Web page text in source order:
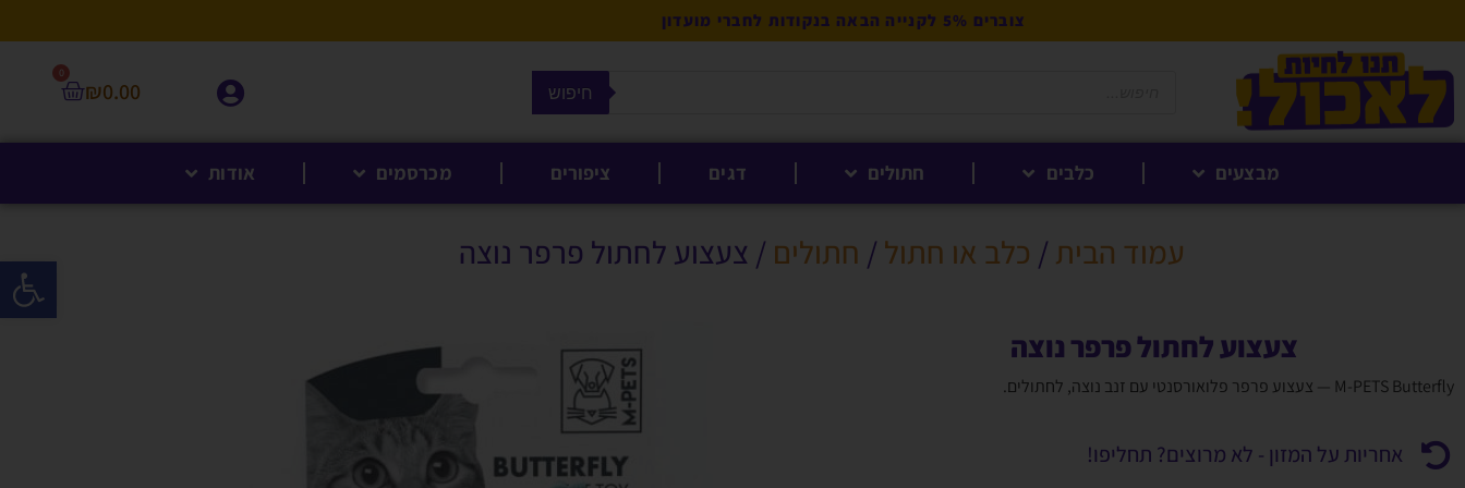
פתח
צוברים 5% לקנייה הבאה בנקודות לחברי מועדון
חיפוש ₪0.00
0
מבצעים כלבים חתולים דגים ציפורים מכרסמים אודות
עמוד הבית / כלב או חתול / חתולים / צעצוע לחתול פרפר נוצה
צעצוע לחתול פרפר נוצה
M-PETS Butterfly — צעצוע פרפר פלואורסנטי עם זנב נוצה, לחתולים.
אחריות על המזון - לא מרוצים? תחליפו!